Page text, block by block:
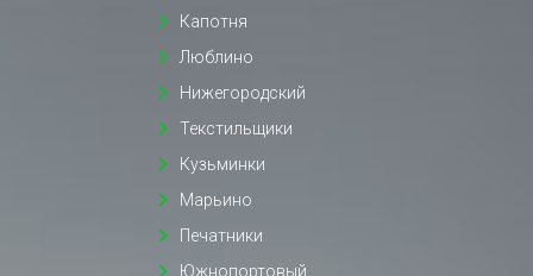
Капотня
Люблино
Нижегородский
Текстильщики
Кузьминки
Марьино
Печатники
Южнопортовый